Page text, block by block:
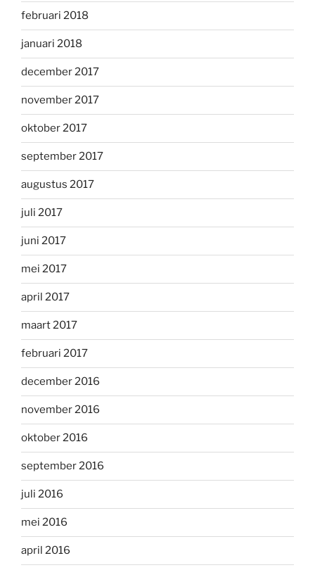
februari 2018
januari 2018
december 2017
november 2017
oktober 2017
september 2017
augustus 2017
juli 2017
juni 2017
mei 2017
april 2017
maart 2017
februari 2017
december 2016
november 2016
oktober 2016
september 2016
juli 2016
mei 2016
april 2016